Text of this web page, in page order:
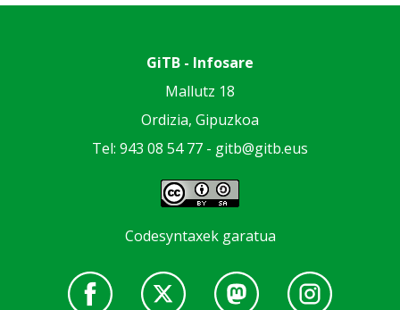
GiTB - Infosare
Mallutz 18
Ordizia, Gipuzkoa
Tel: 943 08 54 77 - gitb@gitb.eus
Codesyntaxek garatua